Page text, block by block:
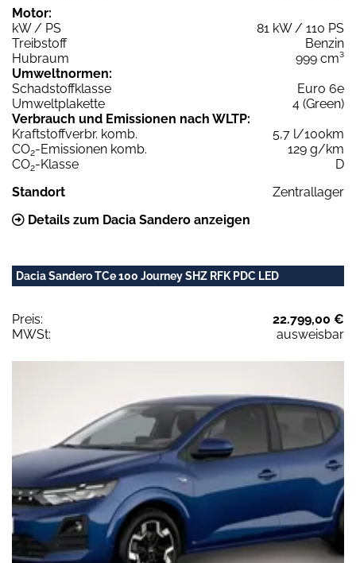
Motor:
kW / PS
81 kW / 110 PS
Treibstoff
Benzin
Hubraum
999 cm³
Umweltnormen:
Schadstoffklasse
Euro 6e
Umweltplakette
4 (Green)
Verbrauch und Emissionen nach WLTP:
Kraftstoffverbr. komb.
5,7 l/100km
CO2-Emissionen komb.
129 g/km
CO2-Klasse
D
Standort
Zentrallager
Details zum Dacia Sandero anzeigen
Dacia Sandero TCe 100 Journey SHZ RFK PDC LED
Preis:
22.799,00 €
MWSt:
ausweisbar